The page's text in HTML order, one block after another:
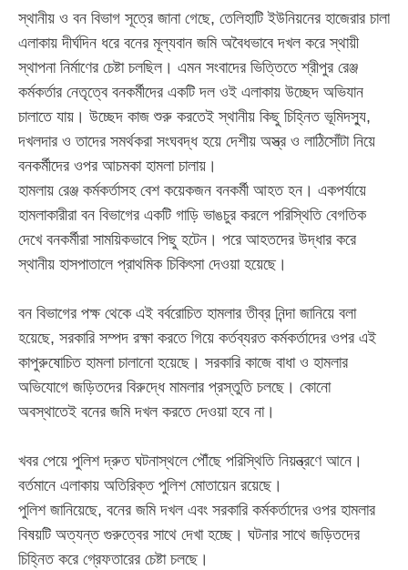
‎স্থানীয় ও বন বিভাগ সূত্রে জানা গেছে, তেলিহাটি ইউনিয়নের হাজেরার চালা
এলাকায় দীর্ঘদিন ধরে বনের মূল্যবান জমি অবৈধভাবে দখল করে স্থায়ী
স্থাপনা নির্মাণের চেষ্টা চলছিল। এমন সংবাদের ভিত্তিতে শ্রীপুর রেঞ্জ
কর্মকর্তার নেতৃত্বে বনকর্মীদের একটি দল ওই এলাকায় উচ্ছেদ অভিযান
চালাতে যায়। উচ্ছেদ কাজ শুরু করতেই স্থানীয় কিছু চিহ্নিত ভূমিদস্যু,
দখলদার ও তাদের সমর্থকরা সংঘবদ্ধ হয়ে দেশীয় অস্ত্র ও লাঠিসোঁটা নিয়ে
বনকর্মীদের ওপর আচমকা হামলা চালায়।
‎​হামলায় রেঞ্জ কর্মকর্তাসহ বেশ কয়েকজন বনকর্মী আহত হন। একপর্যায়ে
হামলাকারীরা বন বিভাগের একটি গাড়ি ভাঙচুর করলে পরিস্থিতি বেগতিক
দেখে বনকর্মীরা সাময়িকভাবে পিছু হটেন। পরে আহতদের উদ্ধার করে
স্থানীয় হাসপাতালে প্রাথমিক চিকিৎসা দেওয়া হয়েছে।
‎বন বিভাগের পক্ষ থেকে এই বর্বরোচিত হামলার তীব্র নিন্দা জানিয়ে বলা
হয়েছে, সরকারি সম্পদ রক্ষা করতে গিয়ে কর্তব্যরত কর্মকর্তাদের ওপর এই
কাপুরুষোচিত হামলা চালানো হয়েছে। সরকারি কাজে বাধা ও হামলার
অভিযোগে জড়িতদের বিরুদ্ধে মামলার প্রস্তুতি চলছে। কোনো
অবস্থাতেই বনের জমি দখল করতে দেওয়া হবে না।
‎খবর পেয়ে পুলিশ দ্রুত ঘটনাস্থলে পৌঁছে পরিস্থিতি নিয়ন্ত্রণে আনে।
বর্তমানে এলাকায় অতিরিক্ত পুলিশ মোতায়েন রয়েছে।
‎​পুলিশ জানিয়েছে, বনের জমি দখল এবং সরকারি কর্মকর্তাদের ওপর হামলার
বিষয়টি অত্যন্ত গুরুত্বের সাথে দেখা হচ্ছে। ঘটনার সাথে জড়িতদের
চিহ্নিত করে গ্রেফতারের চেষ্টা চলছে।